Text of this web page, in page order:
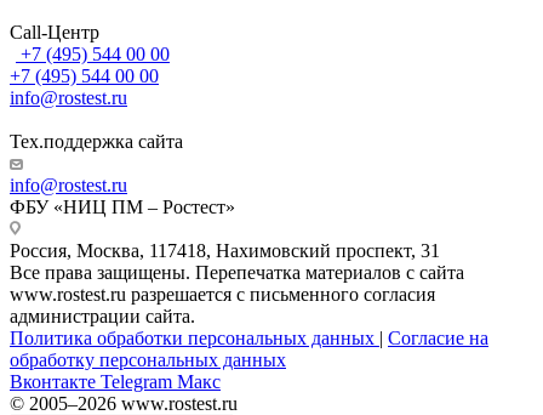
Call-Центр
+7 (495) 544 00 00
+7 (495) 544 00 00
info@rostest.ru
Тех.поддержка сайта
info@rostest.ru
ФБУ «НИЦ ПМ – Ростест»
Россия, Москва, 117418, Нахимовский проспект, 31
Все права защищены. Перепечатка материалов с сайта
www.rostest.ru разрешается с письменного согласия
администрации сайта.
Политика обработки персональных данных | Согласие на
обработку персональных данных
Вконтакте Telegram Макс
© 2005–2026 www.rostest.ru